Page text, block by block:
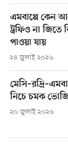
এমবাপ্পে কেন
ট্রফিও না জিতে
পাওয়া যায়
২৪ জুলাই ২০২৬
নিচে চমক
২০ জুলাই ২০২৬